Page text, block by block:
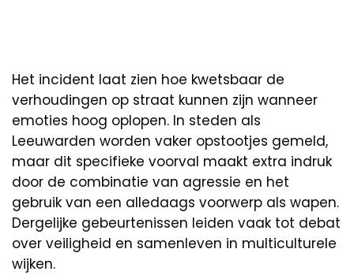
Het incident laat zien hoe kwetsbaar de
verhoudingen op straat kunnen zijn wanneer
emoties hoog oplopen. In steden als
Leeuwarden worden vaker opstootjes gemeld,
maar dit specifieke voorval maakt extra indruk
door de combinatie van agressie en het
gebruik van een alledaags voorwerp als wapen.
Dergelijke gebeurtenissen leiden vaak tot debat
over veiligheid en samenleven in multiculturele
wijken.